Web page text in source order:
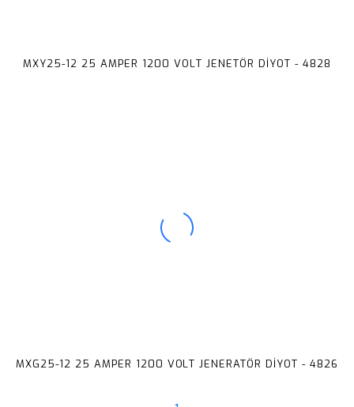
MXY25-12 25 AMPER 1200 VOLT JENETÖR DİYOT - 4828
MXG25-12 25 AMPER 1200 VOLT JENERATÖR DİYOT - 4826